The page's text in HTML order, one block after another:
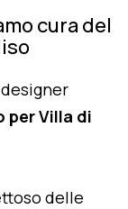
cura del
per Villa di
delle